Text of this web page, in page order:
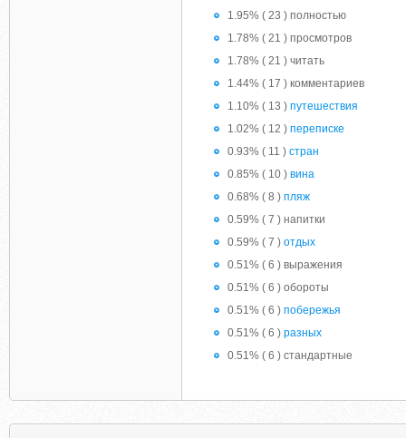
1.95% ( 23 ) полностью
1.78% ( 21 ) просмотров
1.78% ( 21 ) читать
1.44% ( 17 ) комментариев
1.10% ( 13 ) путешествия
1.02% ( 12 ) переписке
0.93% ( 11 ) стран
0.85% ( 10 ) вина
0.68% ( 8 ) пляж
0.59% ( 7 ) напитки
0.59% ( 7 ) отдых
0.51% ( 6 ) выражения
0.51% ( 6 ) обороты
0.51% ( 6 ) побережья
0.51% ( 6 ) разных
0.51% ( 6 ) стандартные